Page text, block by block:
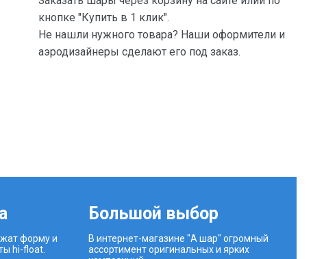
кнопке "Купить в 1 клик".
Не нашли нужного товара? Наши оформители и
аэродизайнеры сделают его под заказ.
форму и
hi-float.
Большой выбор
В интернет-магазине "А шар" огромный
ассортимент оригинальных и ярких